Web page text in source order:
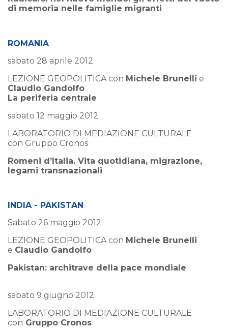
di memoria nelle famiglie migranti
ROMANIA
sabato 28 aprile 2012
LEZIONE GEOPOLITICA con Michele Brunelli e
Claudio Gandolfo
La periferia centrale
sabato 12 maggio 2012
LABORATORIO DI MEDIAZIONE CULTURALE
con Gruppo Cronos
Romeni d’Italia. Vita quotidiana, migrazione,
legami transnazionali
INDIA - PAKISTAN
Sabato 26 maggio 2012
LEZIONE GEOPOLITICA con Michele Brunelli
e Claudio Gandolfo
Pakistan: architrave della pace mondiale
sabato 9 giugno 2012
LABORATORIO DI MEDIAZIONE CULTURALE
con Gruppo Cronos